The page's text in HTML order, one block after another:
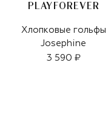
PLAYFOREVER
Хлопковые гольфы
Josephine
3 590 ₽